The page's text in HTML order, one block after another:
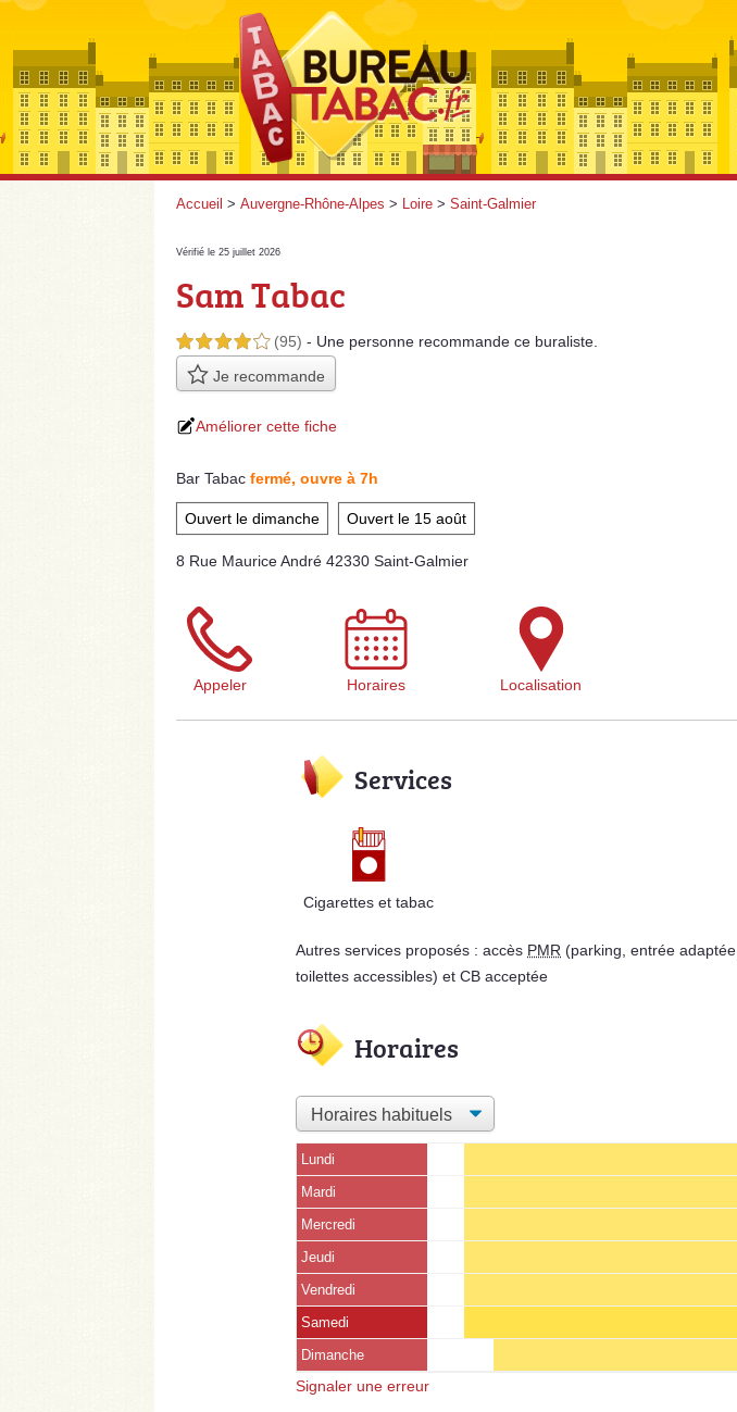
Accueil > Auvergne-Rhône-Alpes > Loire > Saint-Galmier
Vérifié le 25 juillet 2026
Sam Tabac
4,0 étoiles sur 5 (95) - Une personne recommande ce buraliste.
Je recommande
Améliorer cette fiche
Bar Tabac fermé, ouvre à 7h
Ouvert le dimanche Ouvert le 15 août
8 Rue Maurice André 42330 Saint-Galmier
Appeler Horaires Localisation
Services
Cigarettes et tabac
Autres services proposés : accès PMR (parking, entrée adaptée,
toilettes accessibles) et CB acceptée
Horaires
Lundi
Mardi
Mercredi
Jeudi
Vendredi
Samedi
Dimanche
Signaler une erreur